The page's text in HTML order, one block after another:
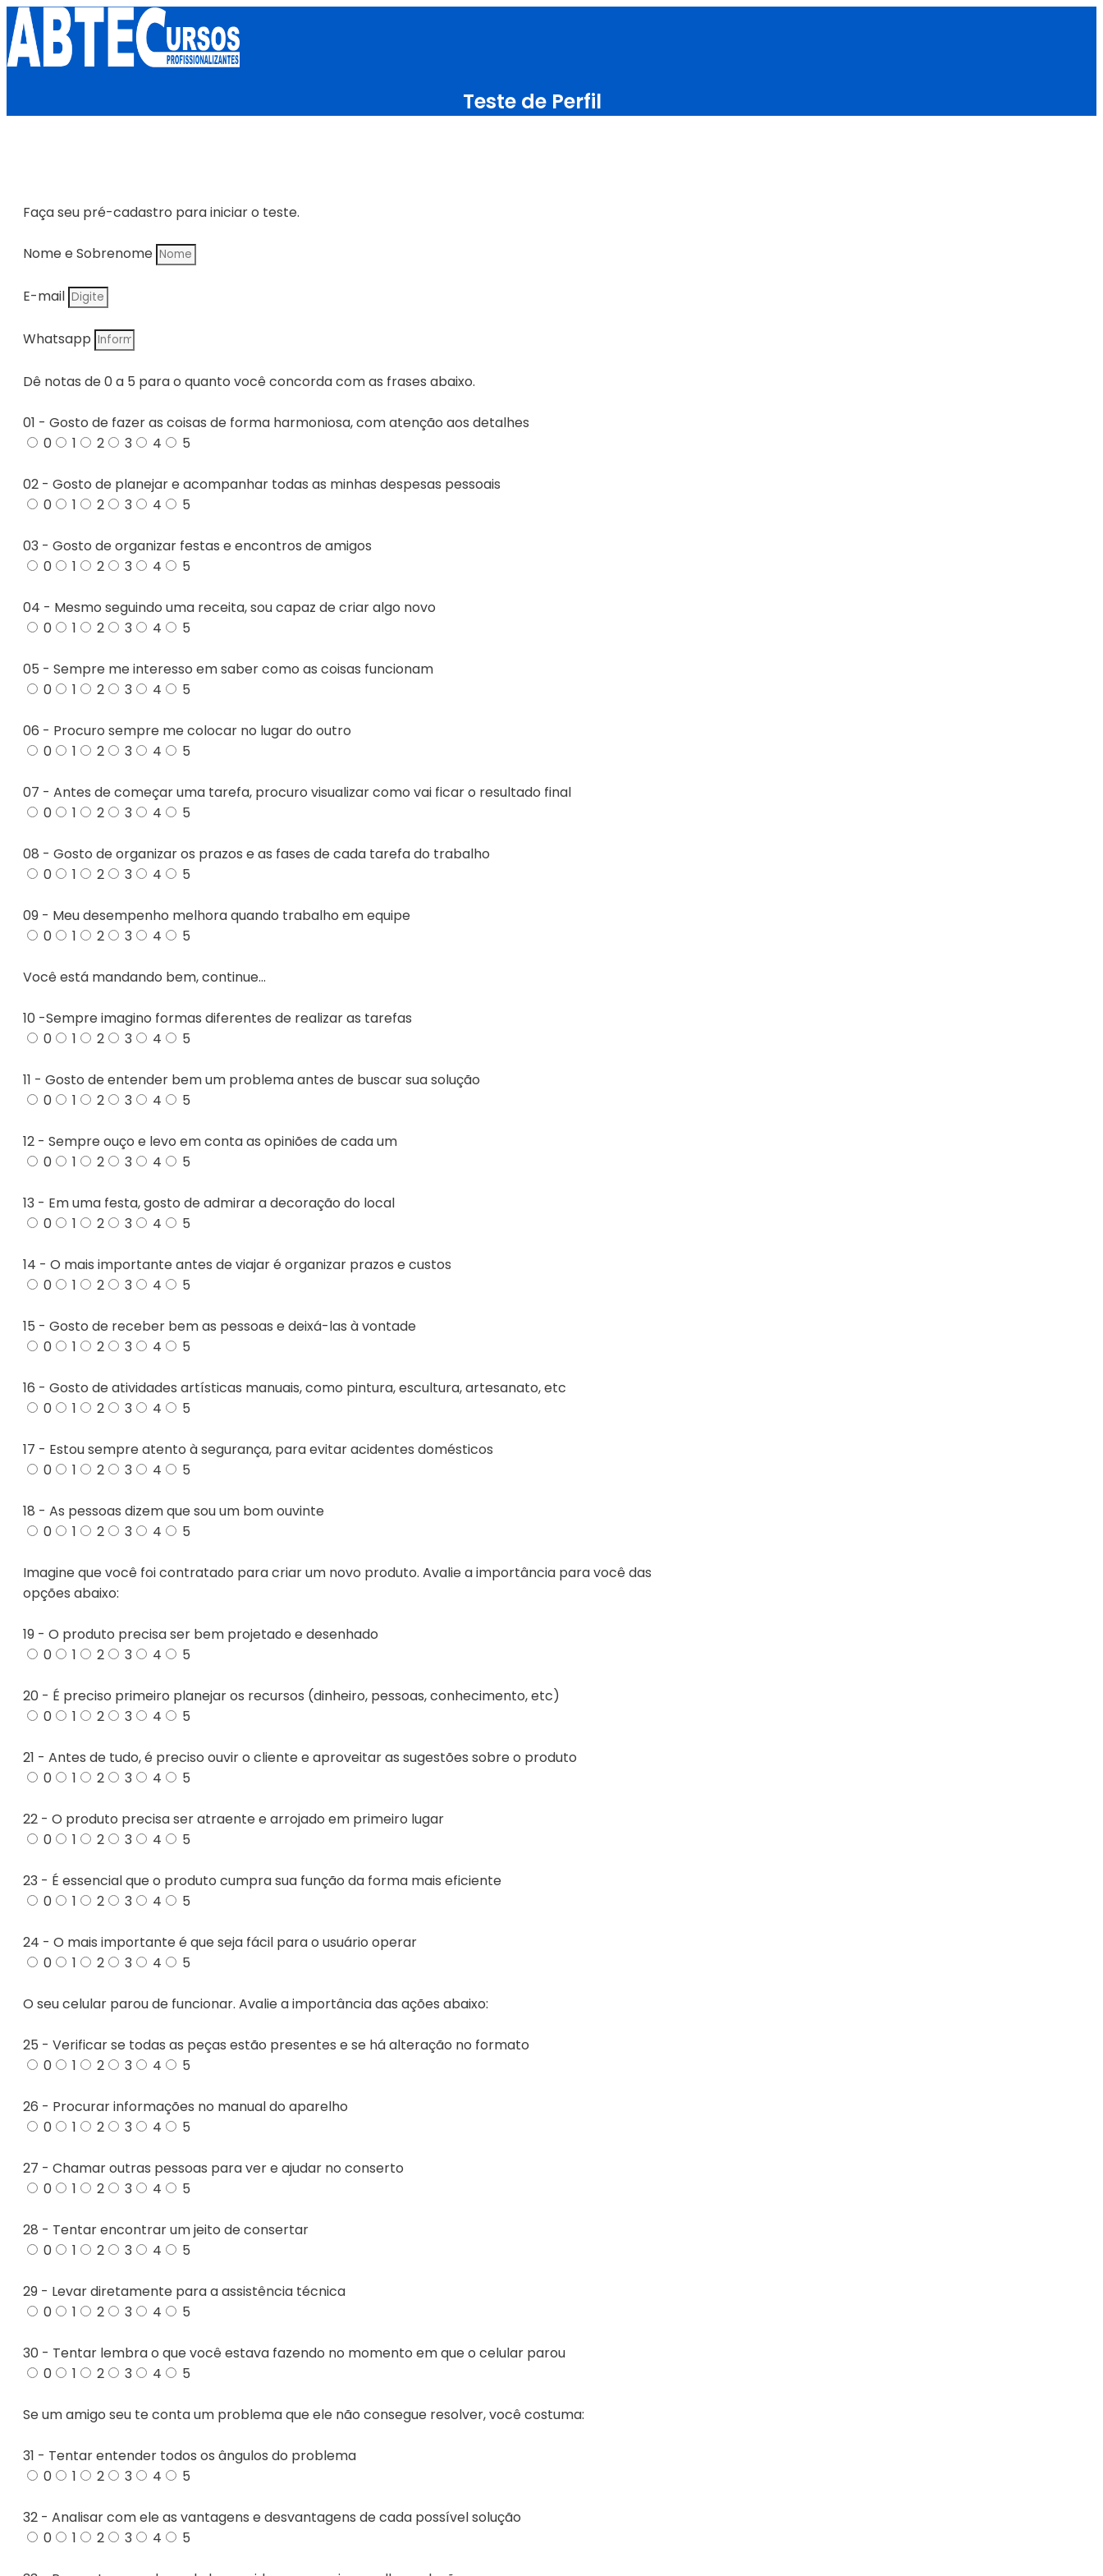
Teste de Perfil
Faça seu pré-cadastro para iniciar o teste.
Nome e Sobrenome
E-mail
Whatsapp
Dê notas de 0 a 5 para o quanto você concorda com as frases abaixo.
01 - Gosto de fazer as coisas de forma harmoniosa, com atenção aos detalhes
0
1 2 3 4 5
02 - Gosto de planejar e acompanhar todas as minhas despesas pessoais
0
1 2 3 4 5
03 - Gosto de organizar festas e encontros de amigos
0
1 2 3 4 5
04 - Mesmo seguindo uma receita, sou capaz de criar algo novo
0
1 2 3 4 5
05 - Sempre me interesso em saber como as coisas funcionam
0
1 2 3 4 5
06 - Procuro sempre me colocar no lugar do outro
0
1 2 3 4 5
07 - Antes de começar uma tarefa, procuro visualizar como vai ficar o resultado final
0
1 2 3 4 5
08 - Gosto de organizar os prazos e as fases de cada tarefa do trabalho
0
1 2 3 4 5
09 - Meu desempenho melhora quando trabalho em equipe
0
1 2 3 4 5
Você está mandando bem, continue...
10 -Sempre imagino formas diferentes de realizar as tarefas
0
1 2 3 4 5
11 - Gosto de entender bem um problema antes de buscar sua solução
0
1 2 3 4 5
12 - Sempre ouço e levo em conta as opiniões de cada um
0
1 2 3 4 5
13 - Em uma festa, gosto de admirar a decoração do local
0
1 2 3 4 5
14 - O mais importante antes de viajar é organizar prazos e custos
0
1 2 3 4 5
15 - Gosto de receber bem as pessoas e deixá-las à vontade
0
1 2 3 4 5
16 - Gosto de atividades artísticas manuais, como pintura, escultura, artesanato, etc
0
1 2 3 4 5
17 - Estou sempre atento à segurança, para evitar acidentes domésticos
0
1 2 3 4 5
18 - As pessoas dizem que sou um bom ouvinte
0
1 2 3 4 5
Imagine que você foi contratado para criar um novo produto. Avalie a importância para você das
opções abaixo:
19 - O produto precisa ser bem projetado e desenhado
0
1 2 3 4 5
20 - É preciso primeiro planejar os recursos (dinheiro, pessoas, conhecimento, etc)
0
1 2 3 4 5
21 - Antes de tudo, é preciso ouvir o cliente e aproveitar as sugestões sobre o produto
0
1 2 3 4 5
22 - O produto precisa ser atraente e arrojado em primeiro lugar
0
1 2 3 4 5
23 - É essencial que o produto cumpra sua função da forma mais eficiente
0
1 2 3 4 5
24 - O mais importante é que seja fácil para o usuário operar
0
1 2 3 4 5
O seu celular parou de funcionar. Avalie a importância das ações abaixo:
25 - Verificar se todas as peças estão presentes e se há alteração no formato
0
1 2 3 4 5
26 - Procurar informações no manual do aparelho
0
1 2 3 4 5
27 - Chamar outras pessoas para ver e ajudar no conserto
0
1 2 3 4 5
28 - Tentar encontrar um jeito de consertar
0
1 2 3 4 5
29 - Levar diretamente para a assistência técnica
0
1 2 3 4 5
30 - Tentar lembra o que você estava fazendo no momento em que o celular parou
0
1 2 3 4 5
Se um amigo seu te conta um problema que ele não consegue resolver, você costuma:
31 - Tentar entender todos os ângulos do problema
0
1 2 3 4 5
32 - Analisar com ele as vantagens e desvantagens de cada possível solução
0
1 2 3 4 5